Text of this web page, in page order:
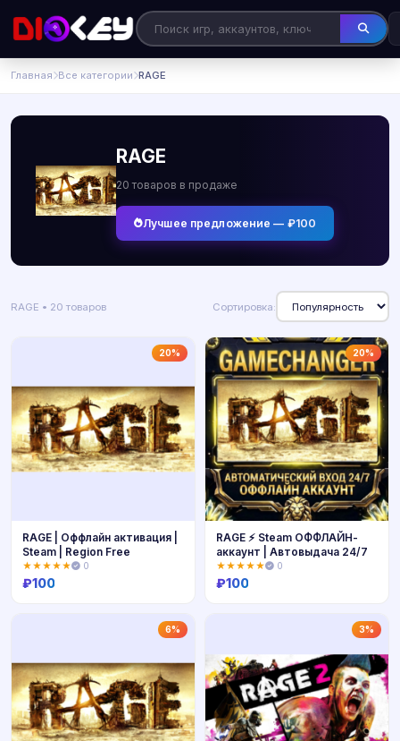
Главная Все категории RAGE
RAGE
20 товаров в продаже
Лучшее предложение — ₽100
RAGE • 20 товаров Сортировка:
20%
RAGE | Оффлайн активация |
Steam | Region Free
★★★★★ 0
₽100
20%
RAGE ⚡ Steam ОФФЛАЙН-
аккаунт | Автовыдача 24/7
★★★★★ 0
₽100
6% 3%